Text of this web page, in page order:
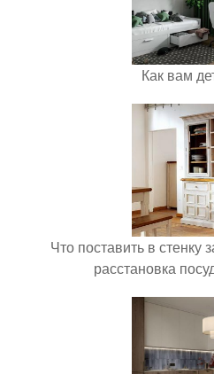
Как вам
Что поставить в стенку
расстановка